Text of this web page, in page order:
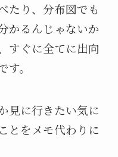
たり、分布図でも
かるんじゃないか
すぐに全てに出向
。
見に行きたい気に
とをメモ代わりに